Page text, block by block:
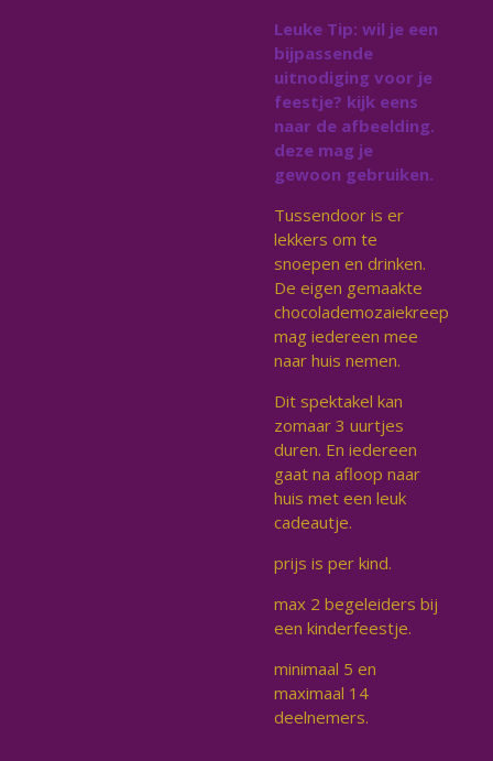
Leuke Tip: wil je een
bijpassende
uitnodiging voor je
feestje? kijk eens
naar de afbeelding.
deze mag je
gewoon gebruiken.
Tussendoor is er
lekkers om te
snoepen en drinken.
De eigen gemaakte
chocolademozaiekreep
mag iedereen mee
naar huis nemen.
Dit spektakel kan
zomaar 3 uurtjes
duren. En iedereen
gaat na afloop naar
huis met een leuk
cadeautje.
prijs is per kind.
max 2 begeleiders bij
een kinderfeestje.
minimaal 5 en
maximaal 14
deelnemers.